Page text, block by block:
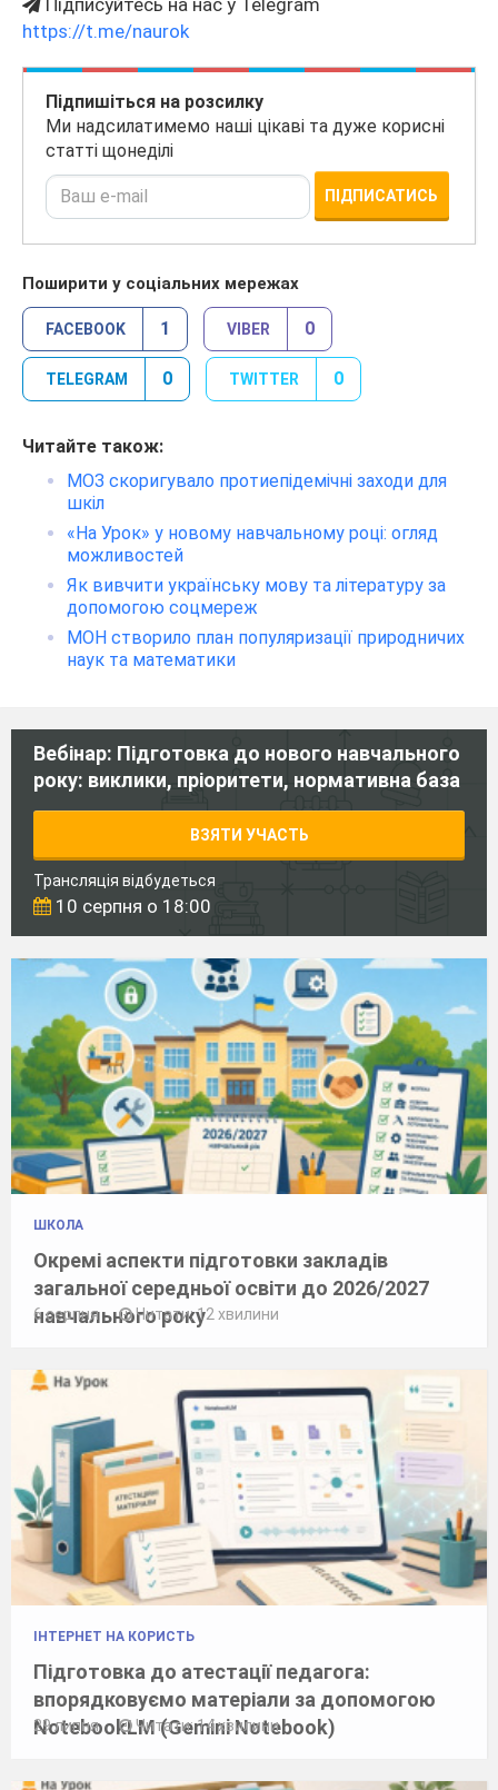
https://t.me/naurok
Підпишіться на розсилку
Ми надсилатимемо наші цікаві та дуже корисні
статті щонеділі
ПІДПИСАТИСЬ
Поширити у соціальних мережах
FACEBOOK 1 VIBER 0
TELEGRAM 0 TWITTER 0
Читайте також:
МОЗ скоригувало протиепідемічні заходи для
шкіл
«На Урок» у новому навчальному році: огляд
можливостей
Як вивчити українську мову та літературу за
допомогою соцмереж
МОН створило план популяризації природничих
наук та математики
Вебінар: Підготовка до нового навчального
року: виклики, пріоритети, нормативна база
ВЗЯТИ УЧАСТЬ
Трансляція відбудеться
10 серпня о 18:00
ШКОЛА
Окремі аспекти підготовки закладів
загальної середньої освіти до 2026/2027
навчального року
6 серпня Читати: 12 хвилини
ІНТЕРНЕТ НА КОРИСТЬ
Підготовка до атестації педагога:
впорядковуємо матеріали за допомогою
NotebookLM (Gemini Notebook)
29 липня Читати: 14 хвилини